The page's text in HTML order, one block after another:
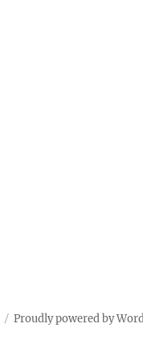
Proudly powered by